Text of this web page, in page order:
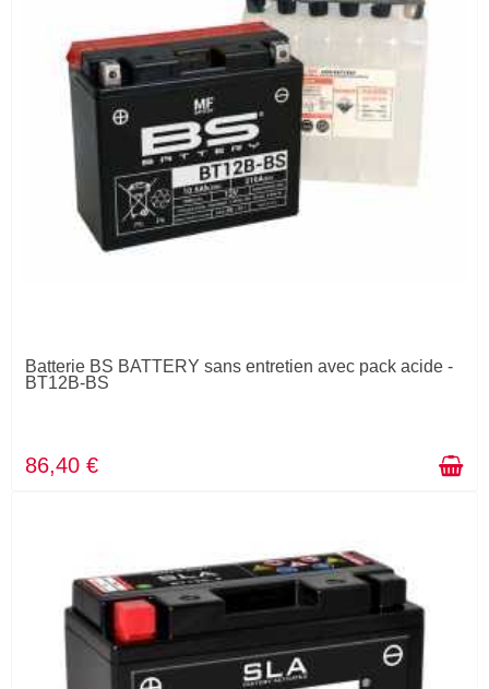
Batterie BS BATTERY sans entretien avec pack acide -
BT12B-BS
86,40 €